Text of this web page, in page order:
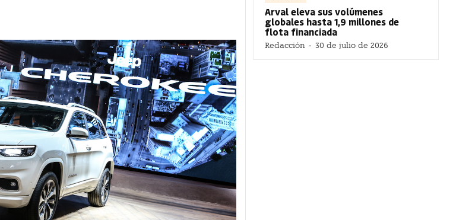
Arval eleva sus volúmenes
globales hasta 1,9 millones de
flota financiada
Redacción - 30 de julio de 2026